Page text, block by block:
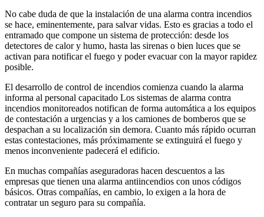
No cabe duda de que la instalación de una alarma contra incendios
se hace, eminentemente, para salvar vidas. Esto es gracias a todo el
entramado que compone un sistema de protección: desde los
detectores de calor y humo, hasta las sirenas o bien luces que se
activan para notificar el fuego y poder evacuar con la mayor rapidez
posible.
El desarrollo de control de incendios comienza cuando la alarma
informa al personal capacitado Los sistemas de alarma contra
incendios monitoreados notifican de forma automática a los equipos
de contestación a urgencias y a los camiones de bomberos que se
despachan a su localización sin demora. Cuanto más rápido ocurran
estas contestaciones, más próximamente se extinguirá el fuego y
menos inconveniente padecerá el edificio.
En muchas compañías aseguradoras hacen descuentos a las
empresas que tienen una alarma antiincendios con unos códigos
básicos. Otras compañías, en cambio, lo exigen a la hora de
contratar un seguro para su compañía.